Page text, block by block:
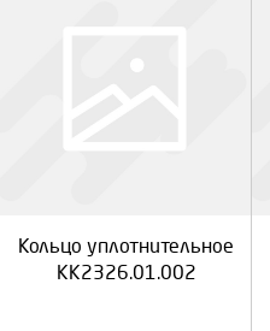
Кольцо уплотнительное
КК2326.01.002
Отмена